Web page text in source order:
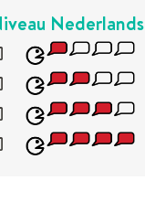
Nederlands